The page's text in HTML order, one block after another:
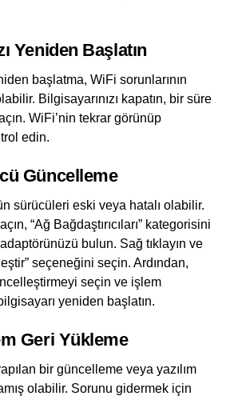
Yeniden Başlatın
başlatma, WiFi sorunlarının
Bilgisayarınızı kapatın, bir süre
WiFi’nin tekrar görünüp
edin.
Güncelleme
sürücüleri eski veya hatalı olabilir.
“Ağ Bağdaştırıcıları” kategorisini
bulun. Sağ tıklayın ve
seçeneğini seçin. Ardından,
seçin ve işlem
yeniden başlatın.
Geri Yükleme
bir güncelleme veya yazılım
olabilir. Sorunu gidermek için